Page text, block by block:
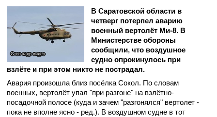
Стоп-кадр видео
В Саратовской области в
четверг потерпел аварию
военный вертолёт Ми-8. В
Министерстве обороны
сообщили, что воздушное
судно опрокинулось при
взлёте и при этом никто не пострадал.
Авария произошла близ посёлка Сокол. По словам
военных, вертолёт упал "при разгоне" на взлётно-
посадочной полосе (куда и зачем "разгонялся" вертолет -
пока не вполне ясно - ред.). В воздушном судне в тот